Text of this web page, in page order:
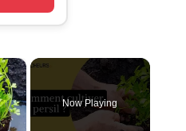
×
Now Playing